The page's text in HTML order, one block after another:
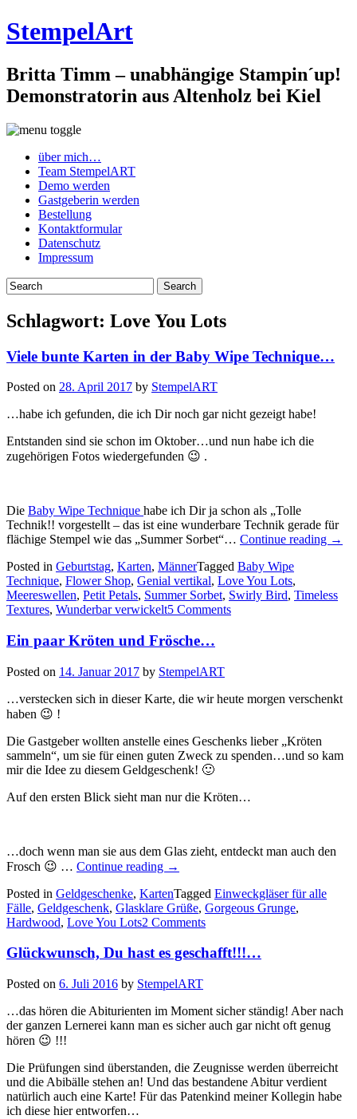
StempelArt
Britta Timm – unabhängige Stampin´up!
Demonstratorin aus Altenholz bei Kiel
über mich…
Team StempelART
Demo werden
Gastgeberin werden
Bestellung
Kontaktformular
Datenschutz
Impressum
Schlagwort: Love You Lots
Viele bunte Karten in der Baby Wipe Technique…
Posted on 28. April 2017 by StempelART
…habe ich gefunden, die ich Dir noch gar nicht gezeigt habe!
Entstanden sind sie schon im Oktober…und nun habe ich die
zugehörigen Fotos wiedergefunden 😉 .
Die Baby Wipe Technique habe ich Dir ja schon als „Tolle
Technik!! vorgestellt – das ist eine wunderbare Technik gerade für
flächige Stempel wie das „Summer Sorbet“… Continue reading
der
→
Posted in Geburtstag, Karten, MännerTagged Baby Wipe
Technique, Flower Shop, Genial vertikal, Love You Lots,
Meereswellen, Petit Petals, Summer Sorbet, Swirly Bird, Timeless
Textures, Wunderbar verwickelt5 Comments
Ein paar Kröten und Frösche…
Posted on 14. Januar 2017 by StempelART
…verstecken sich in dieser Karte, die wir heute morgen verschenkt
haben 😉 !
Die Gastgeber wollten anstelle eines Geschenks lieber „Kröten
sammeln“, um sie für einen guten Zweck zu spenden…und so kam
mir die Idee zu diesem Geldgeschenk! 🙂
Auf den ersten Blick sieht man nur die Kröten…
…doch wenn man sie aus dem Glas zieht, entdeckt man auch den
Frosch 😉 … Continue reading
„Ein
Kröten
und
Frösche…“
→
Posted in Geldgeschenke, KartenTagged Einweckgläser für alle
Fälle, Geldgeschenk, Glasklare Grüße, Gorgeous Grunge,
Hardwood, Love You Lots2 Comments
Glückwunsch, Du hast es geschafft!!!…
Posted on 6. Juli 2016 by StempelART
…das hören die Abiturienten im Moment sicher ständig! Aber nach
der ganzen Lernerei kann man es sicher auch gar nicht oft genug
hören 😉 !!!
Die Prüfungen sind überstanden, die Zeugnisse werden überreicht
und die Abibälle stehen an! Und das bestandene Abitur verdient
natürlich auch eine Karte! Für das Patenkind meiner Kollegin habe
ich diese hier entworfen…